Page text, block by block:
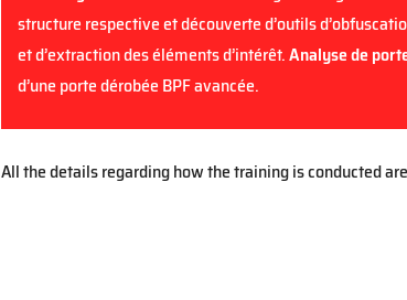
structure respective et découverte d’outils
et d’extraction des éléments d’intérêt.Analyse de
d’une porte dérobée BPF avancée.
All the details regarding how the training is conducted